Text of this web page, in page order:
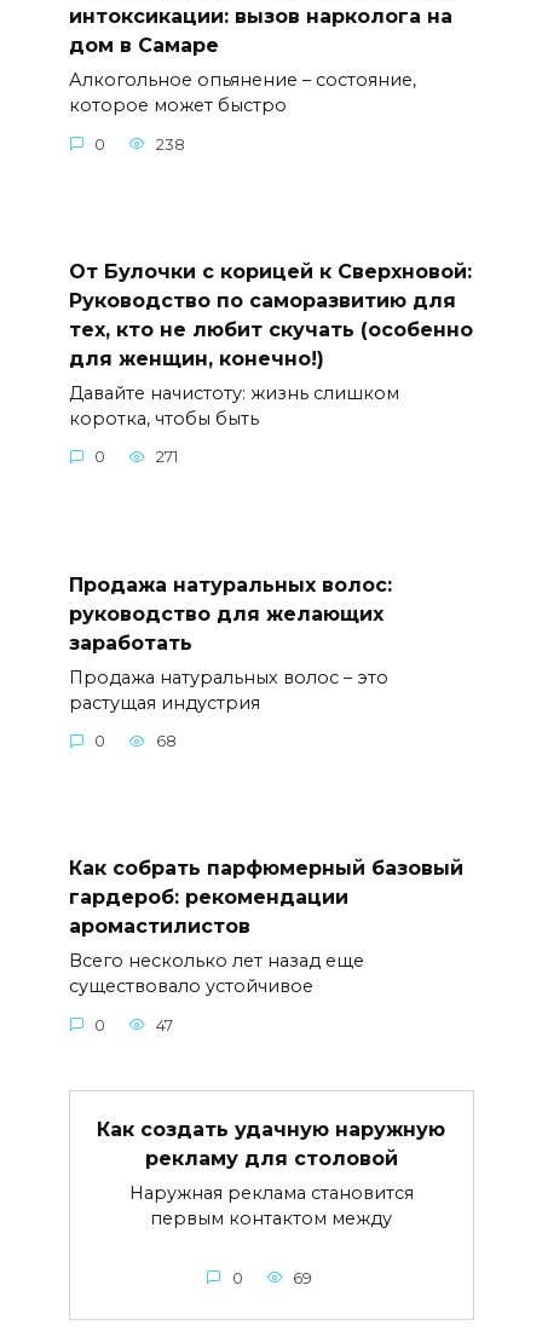
интоксикации: вызов нарколога на
дом в Самаре
Алкогольное опьянение – состояние,
которое может быстро
0 238
От Булочки с корицей к Сверхновой:
Руководство по саморазвитию для
тех, кто не любит скучать (особенно
для женщин, конечно!)
Давайте начистоту: жизнь слишком
коротка, чтобы быть
0 271
Продажа натуральных волос:
руководство для желающих
заработать
Продажа натуральных волос – это
растущая индустрия
0 68
Как собрать парфюмерный базовый
гардероб: рекомендации
аромастилистов
Всего несколько лет назад еще
существовало устойчивое
0 47
Как создать удачную наружную
рекламу для столовой
Наружная реклама становится
первым контактом между
0 69